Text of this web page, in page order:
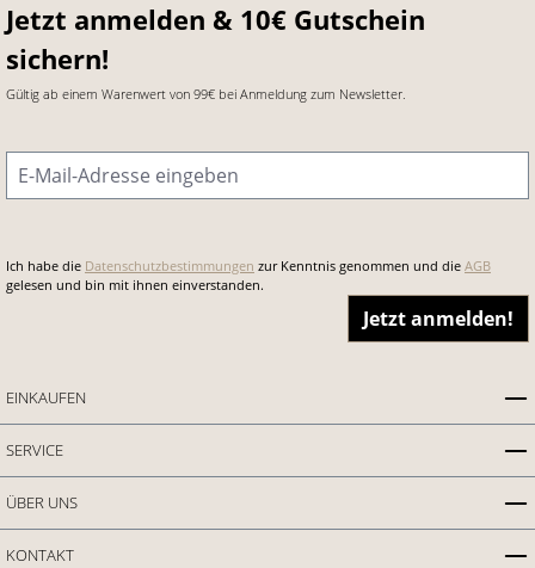
Jetzt anmelden & 10€ Gutschein
sichern!
Gültig ab einem Warenwert von 99€ bei Anmeldung zum Newsletter.
E-Mail-Adresse
Ich habe die Datenschutzbestimmungen zur Kenntnis genommen und die AGB
gelesen und bin mit ihnen einverstanden.
Jetzt anmelden!
EINKAUFEN
SERVICE
ÜBER UNS
KONTAKT